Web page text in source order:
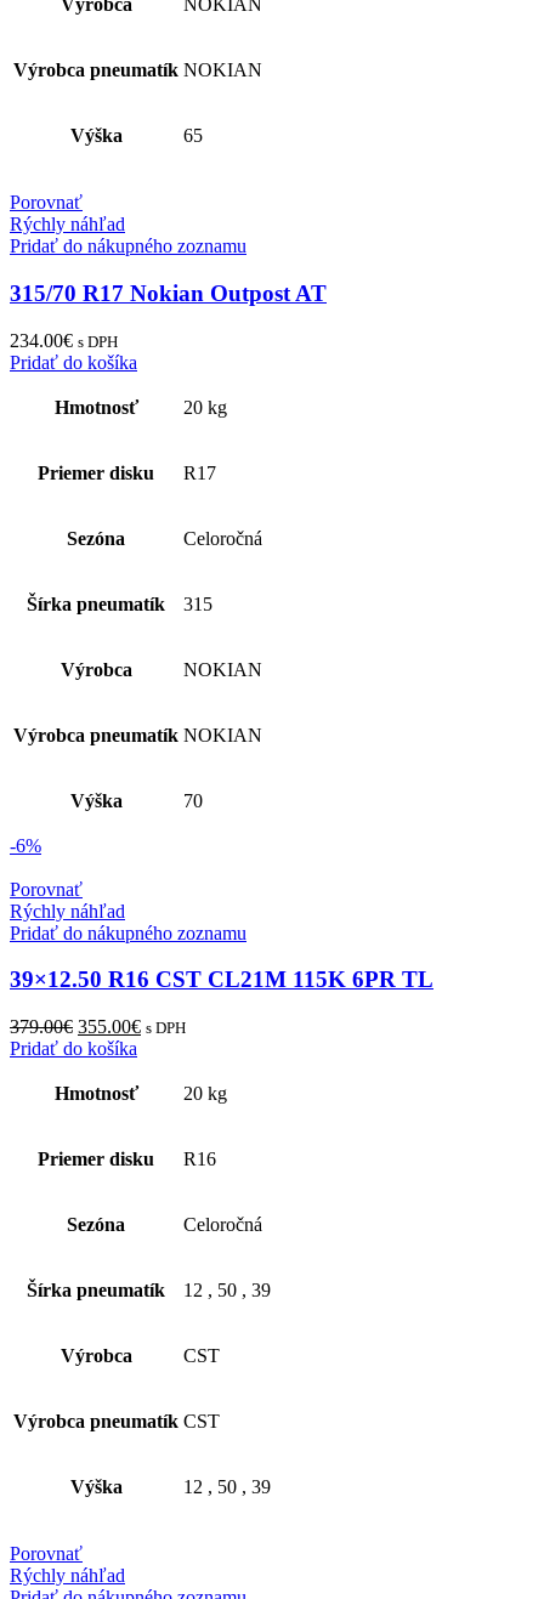
Výrobca NOKIAN
Výrobca pneumatík NOKIAN
Výška 65
Porovnať
Rýchly náhľad
Pridať do nákupného zoznamu
315/70 R17 Nokian Outpost AT
234.00€ s DPH
Pridať do košíka
Hmotnosť 20 kg
Priemer disku R17
Sezóna Celoročná
Šírka pneumatík 315
Výrobca NOKIAN
Výrobca pneumatík NOKIAN
Výška 70
-6%
Porovnať
Rýchly náhľad
Pridať do nákupného zoznamu
39×12.50 R16 CST CL21M 115K 6PR TL
379.00€ 355.00€ s DPH
Pridať do košíka
Hmotnosť 20 kg
Priemer disku R16
Sezóna Celoročná
Šírka pneumatík 12 , 50 , 39
Výrobca CST
Výrobca pneumatík CST
Výška 12 , 50 , 39
Porovnať
Rýchly náhľad